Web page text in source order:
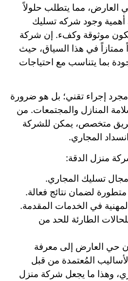
العارض، مما يتطلب حلولاً
أهمية وجود شركه تسليك
موثوقة وكفء. إن شركة
ممتازاً في هذا السياق، حيث
بما يتناسب مع احتياجات
إجراء تقني؛ بل هو ضرورة
المنازل والمجتمعات. من
متخصص، يمكن للشركة
المجاري.
منزل الدقة:
تسليك المجاري.
لضمان نتائج فعالة.
في الخدمات المقدمة.
الطارئة للحد من
حي العارض إلى معرفة
المُعتمدة من قبل
وهذا ما يجعل شركة منزل